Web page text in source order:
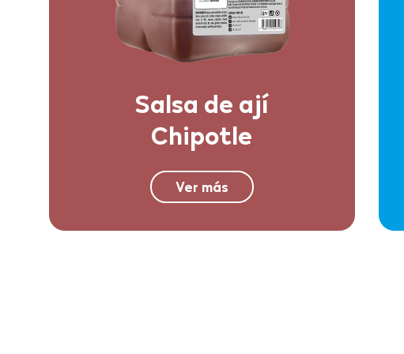
Salsa de ají
Chipotle
Ver más